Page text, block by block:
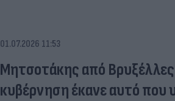
01.07.2026 11:53
Μητσοτάκης από Βρυξέλλες
κυβέρνηση έκανε αυτό που